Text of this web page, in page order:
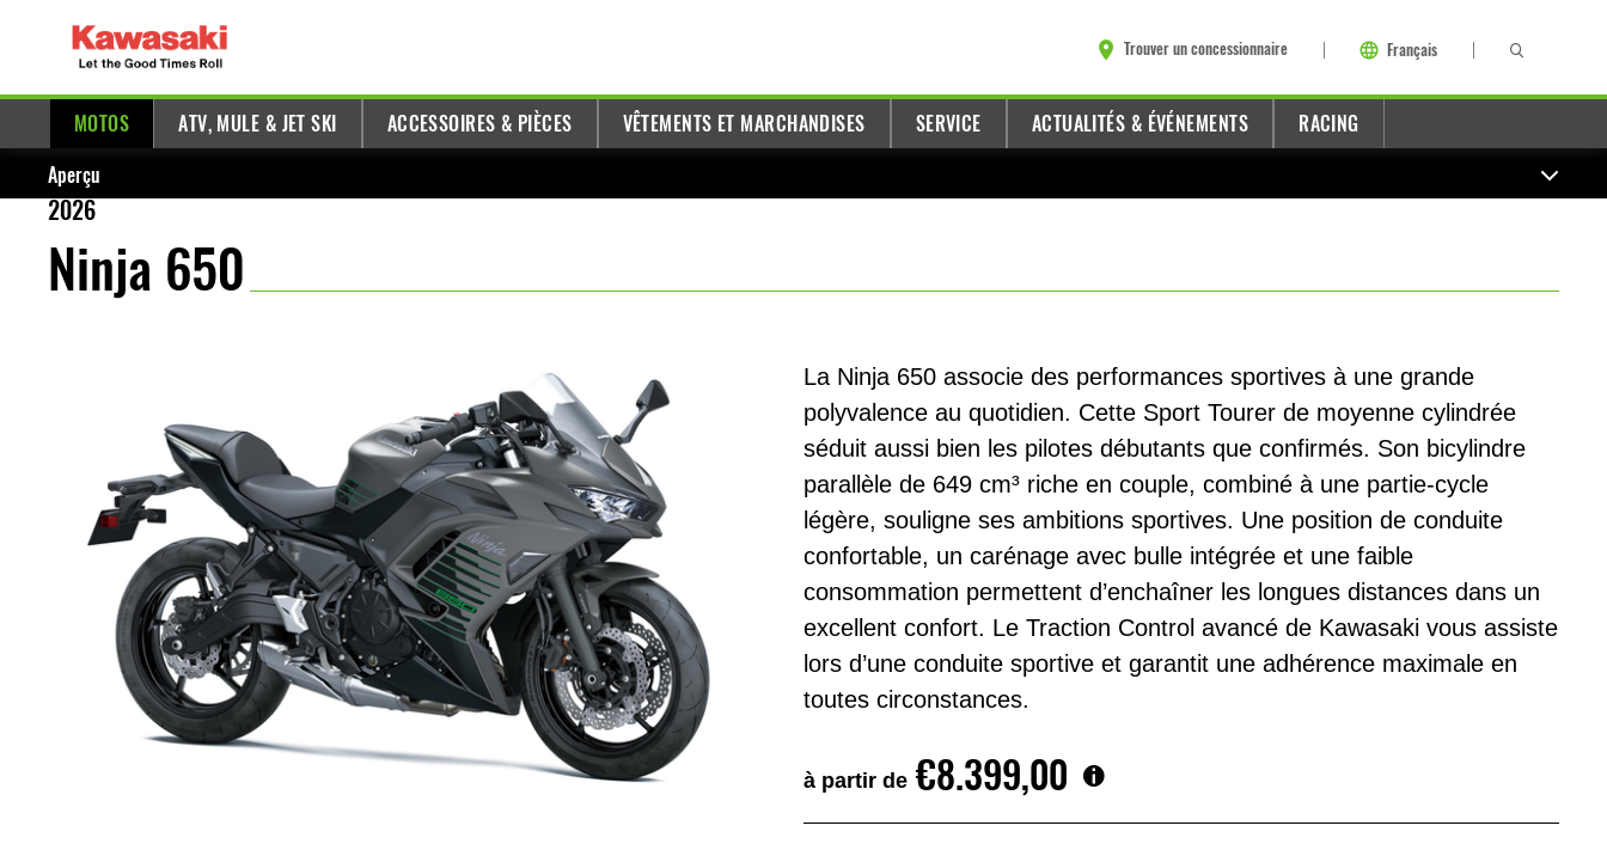
Trouver un concessionnaire Français
MOTOS ATV, MULE & JET SKI ACCESSOIRES & PIÈCES VÊTEMENTS ET MARCHANDISES SERVICE ACTUALITÉS & ÉVÉNEMENTS RACING
Aperçu
2026
Ninja 650
La Ninja 650 associe des performances sportives à une grande
polyvalence au quotidien. Cette Sport Tourer de moyenne cylindrée
séduit aussi bien les pilotes débutants que confirmés. Son bicylindre
parallèle de 649 cm³ riche en couple, combiné à une partie-cycle
légère, souligne ses ambitions sportives. Une position de conduite
confortable, un carénage avec bulle intégrée et une faible
consommation permettent d’enchaîner les longues distances dans un
excellent confort. Le Traction Control avancé de Kawasaki vous assiste
lors d’une conduite sportive et garantit une adhérence maximale en
toutes circonstances.
à partir de €8.399,00